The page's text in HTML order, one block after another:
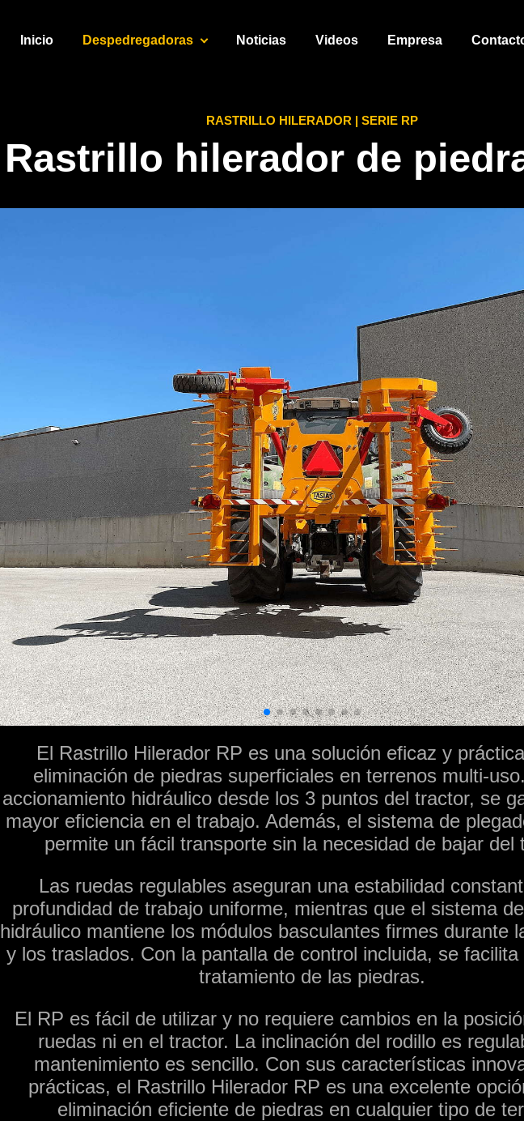
Inicio Despedregadoras Noticias Videos Empresa
RASTRILLO HILERADOR | SERIE RP
Rastrillo hilerador de
El Rastrillo Hilerador RP es una solución eficaz y
eliminación de piedras superficiales en terrenos multi-
accionamiento hidráulico desde los 3 puntos del tractor, se
mayor eficiencia en el trabajo. Además, el sistema de
permite un fácil transporte sin la necesidad de bajar del
Las ruedas regulables aseguran una estabilidad
profundidad de trabajo uniforme, mientras que el sistema
hidráulico mantiene los módulos basculantes firmes durante
y los traslados. Con la pantalla de control incluida, se
tratamiento de las piedras.
El RP es fácil de utilizar y no requiere cambios en la
ruedas ni en el tractor. La inclinación del rodillo es
mantenimiento es sencillo. Con sus características
prácticas, el Rastrillo Hilerador RP es una excelente
eliminación eficiente de piedras en cualquier tipo de